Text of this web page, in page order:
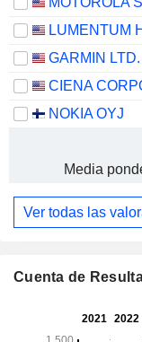
GARMIN LTD.
CIENA
NOKIA OYJ
Media
Ver todas las
Cuenta de